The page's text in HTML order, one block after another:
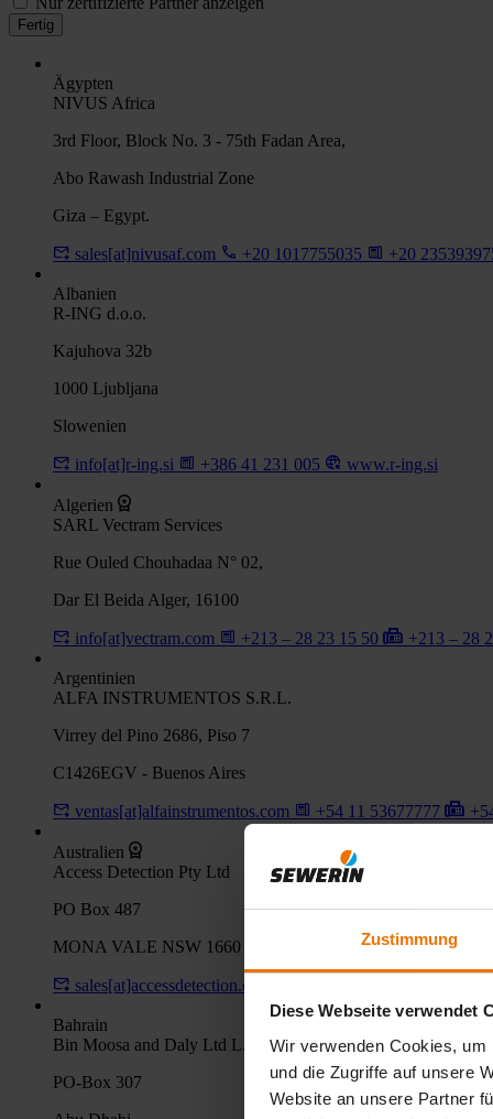
Zustimmung
Diese Webseite verwendet
Wir verwenden Cookies,
und die Zugriffe auf unsere
Website an unsere Partner
Fertig
Ägypten
NIVUS Africa
3rd Floor, Block No. 3 - 75th Fadan Area,
Abo Rawash Industrial Zone
Giza – Egypt.
sales[at]nivusaf.com +20 1017755035 +20
Albanien
R-ING d.o.o.
Kajuhova 32b
1000 Ljubljana
Slowenien
info[at]r-ing.si +386 41 231 005 www.r-ing.si
Algerien
SARL Vectram Services
Rue Ouled Chouhadaa N° 02,
Dar El Beida Alger, 16100
info[at]vectram.com +213 – 28 23 15 50 +213 – 28
Argentinien
ALFA INSTRUMENTOS S.R.L.
Virrey del Pino 2686, Piso 7
C1426EGV - Buenos Aires
ventas[at]alfainstrumentos.com +54 11 53677777
Australien
Access Detection Pty Ltd
PO Box 487
MONA VALE NSW 1660
sales[at]accessdetection.com.au
Bahrain
Bin Moosa and Daly Ltd L.L.C.
PO-Box 307